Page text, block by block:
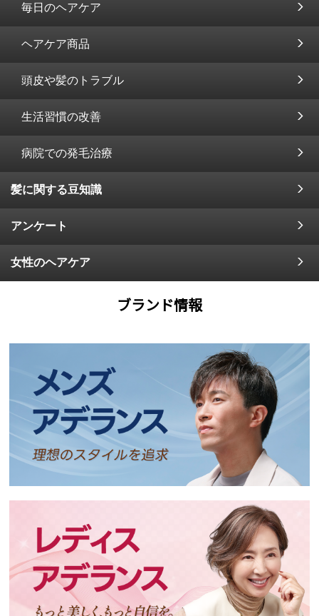
毎日のヘアケア
ヘアケア商品
頭皮や髪のトラブル
生活習慣の改善
病院での発毛治療
髪に関する豆知識
アンケート
女性のヘアケア
ブランド情報